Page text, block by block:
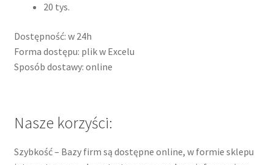
20 tys.
Dostępność: w 24h
Forma dostępu: plik w Excelu
Sposób dostawy: online
Nasze korzyści:
Szybkość – Bazy firm są dostępne online, w formie sklepu